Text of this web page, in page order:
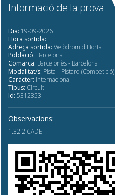
Informació de la prova
Dia: 19-09-2026
Hora sortida:
Adreça sortida: Velòdrom d'Horta
Població: Barcelona
Comarca: Barcelonès - Barcelona
Modalitat/s: Pista - Pistard (Competició)
Caràcter: Internacional
Tipus: Circuit
Id: 5312853
Observacions:
1.32.2 CADET